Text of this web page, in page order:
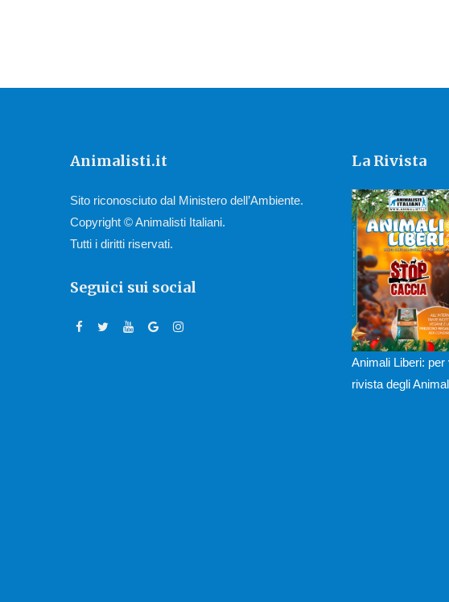
Animalisti.it
Sito riconosciuto dal Ministero dell’Ambiente.
Copyright © Animalisti Italiani.
Tutti i diritti riservati.
Seguici sui social
La Rivista
Animali Liberi: per
rivista degli